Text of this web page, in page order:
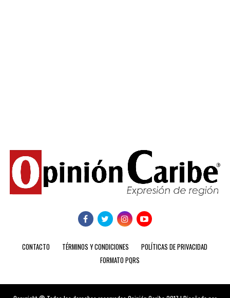
CONTACTO TÉRMINOS Y CONDICIONES
POLÍTICAS DE PRIVACIDAD
FORMATO PQRS